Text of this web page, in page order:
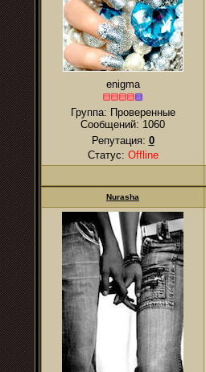
enigma
Группа: Проверенные
Сообщений: 1060
Репутация: 0
Статус: Offline
Nurаsha